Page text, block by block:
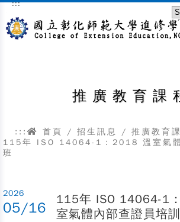
跳到主要內容區塊
:::
推廣教育課
::: 首頁 / 招生訊息 / 推廣教育
115年 ISO 14064-1：2018 溫室氣體
班
2026
05/16
115年 ISO 14064-1
室氣體內部查證員培